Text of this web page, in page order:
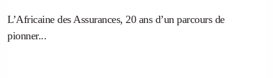
L’Africaine des Assurances, 20 ans d’un parcours de
pionner...